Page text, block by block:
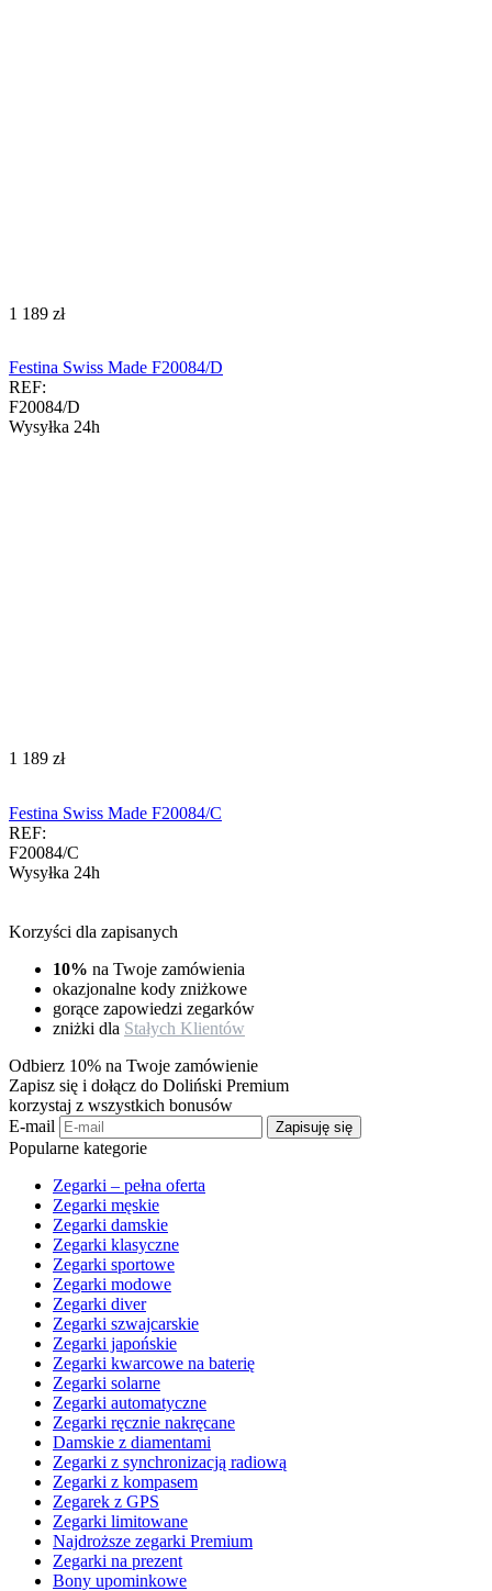
‍1 189‍ zł
Festina Swiss Made F20084/D
REF:
F20084/D
Wysyłka 24h
‍1 189‍ zł
Festina Swiss Made F20084/C
REF:
F20084/C
Wysyłka 24h
Korzyści dla zapisanych
10% na Twoje zamówienia
okazjonalne kody zniżkowe
gorące zapowiedzi zegarków
zniżki dla Stałych Klientów
Odbierz 10% na Twoje zamówienie
Zapisz się i dołącz do Doliński Premium
korzystaj z wszystkich bonusów
E-mail
Zapisuję się
Popularne kategorie
Zegarki – pełna oferta
Zegarki męskie
Zegarki damskie
Zegarki klasyczne
Zegarki sportowe
Zegarki modowe
Zegarki diver
Zegarki szwajcarskie
Zegarki japońskie
Zegarki kwarcowe na baterię
Zegarki solarne
Zegarki automatyczne
Zegarki ręcznie nakręcane
Damskie z diamentami
Zegarki z synchronizacją radiową
Zegarki z kompasem
Zegarek z GPS
Zegarki limitowane
Najdroższe zegarki Premium
Zegarki na prezent
Bony upominkowe